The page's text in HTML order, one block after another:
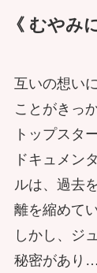
《 むやみ
互いの想い
ことがきっ
トップスタ
ドキュメン
ルは、過去
離を縮めてい
しかし、ジ
秘密があり…